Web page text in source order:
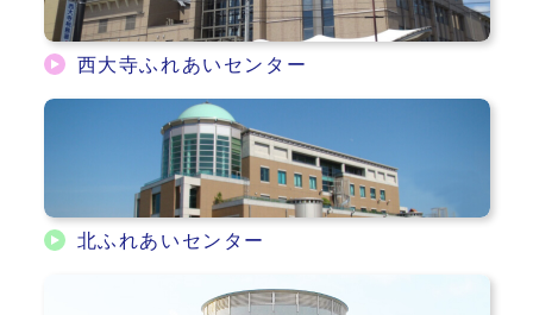
西大寺ふれあいセンター
北ふれあいセンター